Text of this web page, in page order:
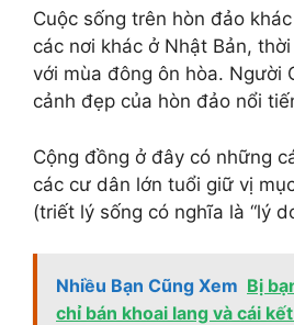
Cuộc sống trên hòn đảo
các nơi khác ở Nhật Bản,
với mùa đông ôn hòa. Người
cảnh đẹp của hòn đảo nổi
Cộng đồng ở đây có những
các cư dân lớn tuổi giữ vị
(triết lý sống có nghĩa là “lý
Nhiều Bạn Cũng Xem Bị
chỉ bán khoai lang và cái